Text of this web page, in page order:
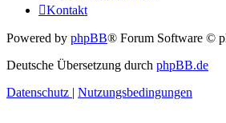
Kontakt
Powered by phpBB® Forum Software ©
Deutsche Übersetzung durch phpBB.de
Datenschutz | Nutzungsbedingungen